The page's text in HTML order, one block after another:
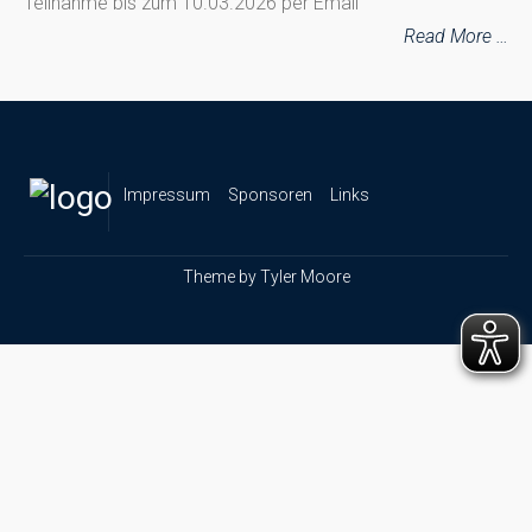
Read More …
Impressum Sponsoren Links
Theme byTyler Moore